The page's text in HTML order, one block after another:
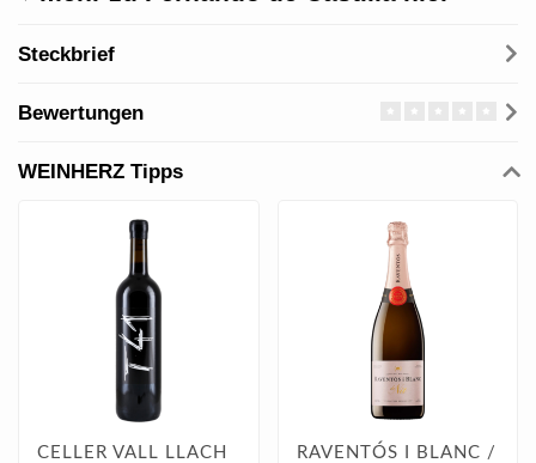
Steckbrief
Bewertungen
WEINHERZ Tipps
CELLER VALL LLACH
RAVENTÓS I BLANC /